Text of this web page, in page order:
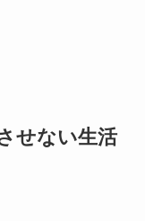
せない生活